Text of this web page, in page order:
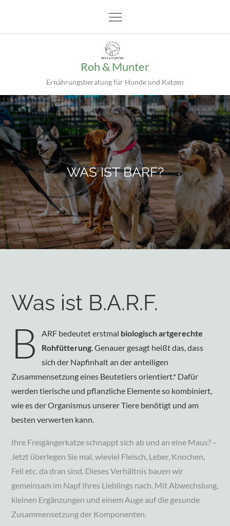
content
Roh & Munter
Ernährungsberatung für Hunde und Katzen
WAS IST BARF?
Was ist B.A.R.F.
B ARF bedeutet erstmal biologisch artgerechte
Rohfütterung. Genauer gesagt heißt das, dass
sich der Napfinhalt an der anteiligen
Zusammensetzung eines Beutetiers orientiert.* Dafür
werden tierische und pflanzliche Elemente so kombiniert,
wie es der Organismus unserer Tiere benötigt und am
besten verwerten kann.
Ihre Freigängerkatze schnappt sich ab und an eine Maus? –
Jetzt überlegen Sie mal, wieviel Fleisch, Leber, Knochen,
Fell etc. da dran sind. Dieses Verhältnis bauen wir
gemeinsam im Napf Ihres Lieblings nach. Mit Abwechslung,
kleinen Ergänzungen und einem Auge auf die gesunde
Zusammensetzung der Komponenten.